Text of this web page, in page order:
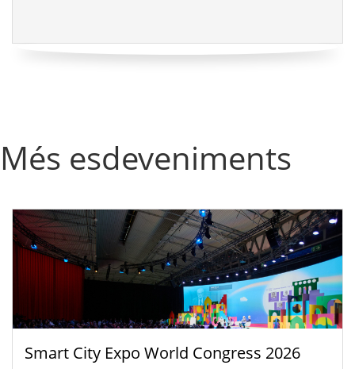
Més esdeveniments
Smart City Expo World Congress 2026